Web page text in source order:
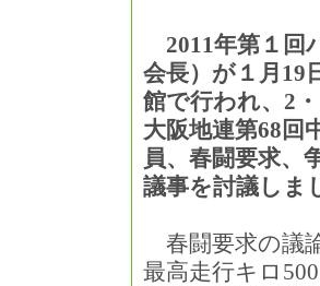
2011年第１回
会長）が１月19
館で行われ、2
大阪地連第68回
員、春闘要求、
議事を討議しま
春闘要求の議
最高走行キロ